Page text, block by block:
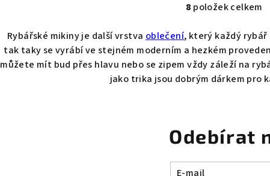
O
v
l
á
d
í
p
r
8 položek celkem
Rybářské mikiny je další vrstvaoblečení, který každý
tak taky se vyrábí ve stejném moderním a hezkém
můžete mít bud přes hlavu nebo se zipem vždy záleží na
jako trika jsou dobrým dárkem pro
Odebírat
E-mail